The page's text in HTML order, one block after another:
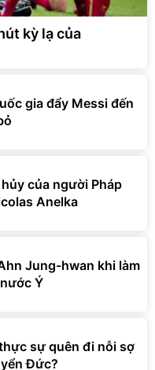
kỳ lạ của
gia đẩy Messi đến
của người Pháp
Anelka
Jung-hwan khi làm
Ý
sự quên đi nỗi sợ
Đức?